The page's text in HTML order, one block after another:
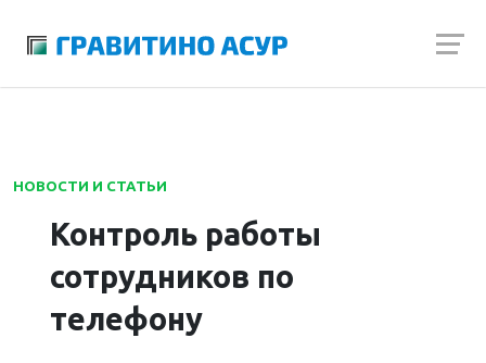
НОВОСТИ И СТАТЬИ
Контроль работы
сотрудников по
телефону